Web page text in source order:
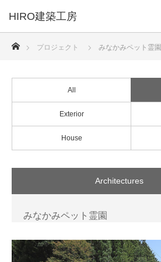
HIRO建築工房
プロジェクト みなかみペット霊園
All
Exterior
House
Architectures
みなかみペット霊園